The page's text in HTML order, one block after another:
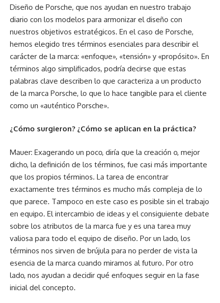
Diseño de Porsche, que nos ayudan en nuestro trabajo
diario con los modelos para armonizar el diseño con
nuestros objetivos estratégicos. En el caso de Porsche,
hemos elegido tres términos esenciales para describir el
carácter de la marca: «enfoque», «tensión» y «propósito». En
términos algo simplificados, podría decirse que estas
palabras clave describen lo que caracteriza a un producto
de la marca Porsche, lo que lo hace tangible para el cliente
como un «auténtico Porsche».
¿Cómo surgieron? ¿Cómo se aplican en la práctica?
Mauer: Exagerando un poco, diría que la creación o, mejor
dicho, la definición de los términos, fue casi más importante
que los propios términos. La tarea de encontrar
exactamente tres términos es mucho más compleja de lo
que parece. Tampoco en este caso es posible sin el trabajo
en equipo. El intercambio de ideas y el consiguiente debate
sobre los atributos de la marca fue y es una tarea muy
valiosa para todo el equipo de diseño. Por un lado, los
términos nos sirven de brújula para no perder de vista la
esencia de la marca cuando miramos al futuro. Por otro
lado, nos ayudan a decidir qué enfoques seguir en la fase
inicial del concepto.